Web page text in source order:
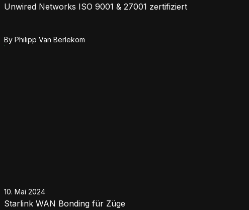
Unwired Networks ISO 9001 & 27001 zertifiziert
By Philipp Van Berlekom
10. Mai 2024
Starlink WAN Bonding für Züge